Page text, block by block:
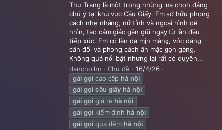
Thu Trang là một trong những lựa chọn đáng
chú ý tại khu vực Cầu Giấy. Em sở hữu phong
cách nhẹ nhàng, nữ tính và ngoại hình dễ
nhìn, tạo cảm giác gần gũi ngay từ lần đầu
tiếp xúc. Em có làn da mịn màng, vóc dáng
cân đối và phong cách ăn mặc gọn gàng.
Không quá nổi bật nhưng lại rất có duyên...
danchoihn
Chủ đề
16/4/26
gái gọi cao cấp hà nội
gái gọi cầu giấy hà nội
gái gọi giá rẻ hà nội
gái gọi kiểm định hà nội
gái gọi qua đêm hà nội